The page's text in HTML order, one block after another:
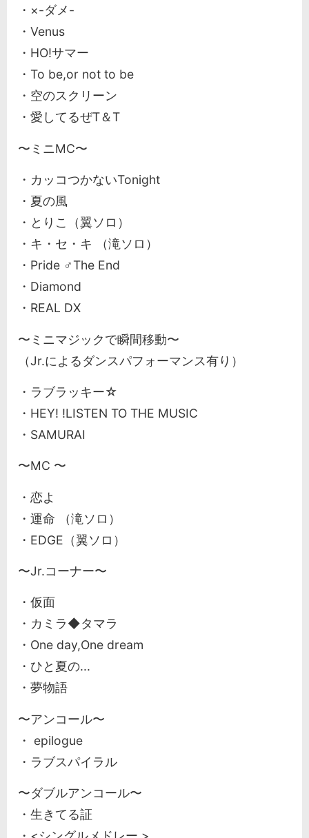
・×-ダメ-
・Venus
・HO!サマー
・To be,or not to be
・空のスクリーン
・愛してるぜT＆T
〜ミニMC〜
・カッコつかないTonight
・夏の風
・とりこ（翼ソロ）
・キ・セ・キ （滝ソロ）
・Pride ♂The End
・Diamond
・REAL DX
〜ミニマジックで瞬間移動〜
（Jr.によるダンスパフォーマンス有り）
・ラブラッキー☆
・HEY! !LISTEN TO THE MUSIC
・SAMURAI
〜MC 〜
・恋よ
・運命 （滝ソロ）
・EDGE（翼ソロ）
〜Jr.コーナー〜
・仮面
・カミラ◆タマラ
・One day,One dream
・ひと夏の...
・夢物語
〜アンコール〜
・ epilogue
・ラブスパイラル
〜ダブルアンコール〜
・生きてる証